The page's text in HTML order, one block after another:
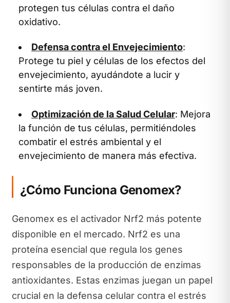
protegen tus células contra el daño
oxidativo.
Defensa contra el Envejecimiento:
Protege tu piel y células de los efectos del
envejecimiento, ayudándote a lucir y
sentirte más joven.
Optimización de la Salud Celular: Mejora
la función de tus células, permitiéndoles
combatir el estrés ambiental y el
envejecimiento de manera más efectiva.
¿Cómo Funciona Genomex?
Genomex es el activador Nrf2 más potente
disponible en el mercado. Nrf2 es una
proteína esencial que regula los genes
responsables de la producción de enzimas
antioxidantes. Estas enzimas juegan un papel
crucial en la defensa celular contra el estrés